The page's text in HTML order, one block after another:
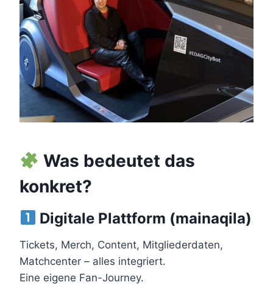
Was bedeutet das
konkret?
Digitale Plattform (mainaqila)
Tickets, Merch, Content, Mitgliederdaten,
Matchcenter – alles integriert.
Eine eigene Fan-Journey.